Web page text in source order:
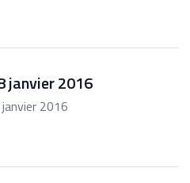
janvier 2016
2016